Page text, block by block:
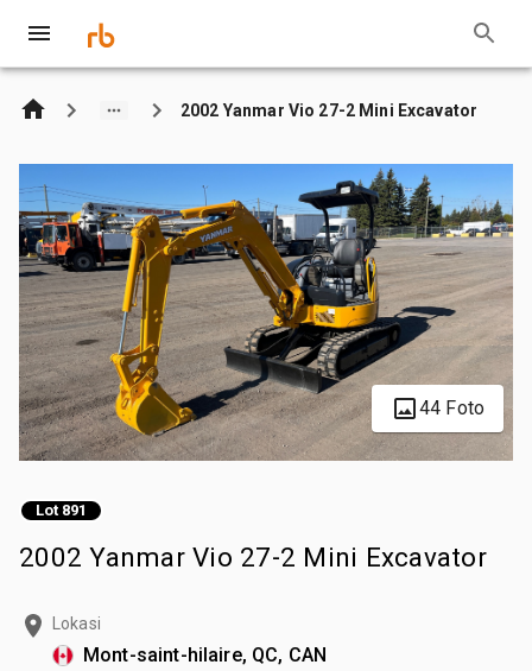
2002 Yanmar Vio 27-2 Mini Excavator
44 Foto
Lot 891
2002 Yanmar Vio 27-2 Mini Excavator
Lokasi
Mont-saint-hilaire, QC, CAN